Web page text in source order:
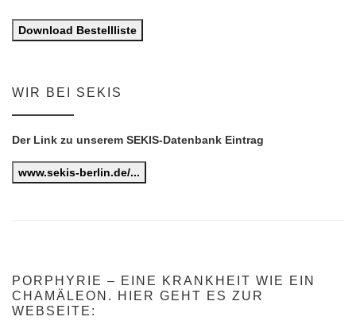
Download Bestellliste
WIR BEI SEKIS
Der Link zu unserem SEKIS-Datenbank Eintrag
www.sekis-berlin.de/...
PORPHYRIE – EINE KRANKHEIT WIE EIN
CHAMÄLEON. HIER GEHT ES ZUR
WEBSEITE: